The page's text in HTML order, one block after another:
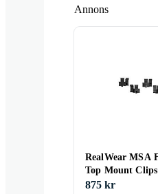
Annons
RealWear MSA
Top Mount
875 kr